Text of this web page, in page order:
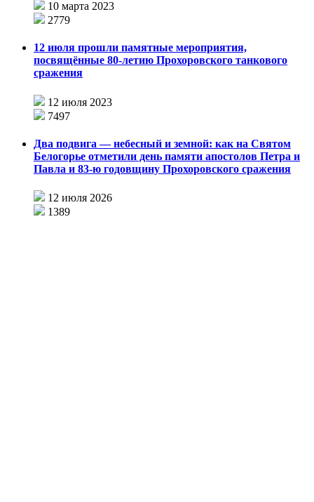
10 марта 2023
2779
12 июля прошли памятные мероприятия,
посвящённые 80-летию Прохоровского танкового
сражения
12 июля 2023
7497
Два подвига — небесный и земной: как на Святом
Белогорье отметили день памяти апостолов Петра и
Павла и 83-ю годовщину Прохоровского сражения
12 июля 2026
1389